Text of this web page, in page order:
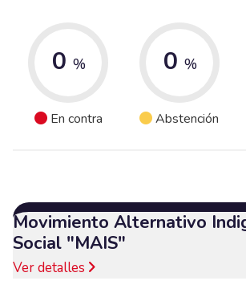
0 %
En contra
0 %
Abstención
Movimiento Alternativo
Social "MAIS"
Ver detalles